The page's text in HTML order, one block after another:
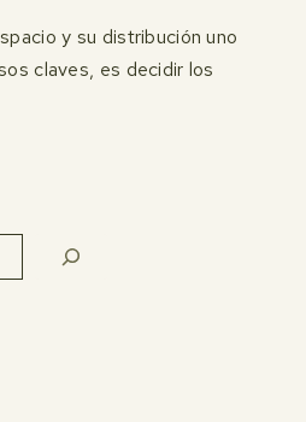
y su distribución uno
claves, es decidir los